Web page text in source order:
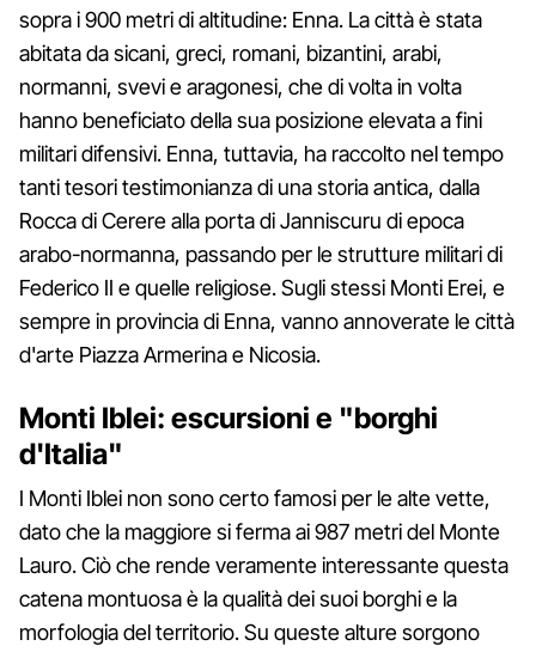
sopra i 900 metri di altitudine: Enna. La città è stata
abitata da sicani, greci, romani, bizantini, arabi,
normanni, svevi e aragonesi, che di volta in volta
hanno beneficiato della sua posizione elevata a fini
militari difensivi. Enna, tuttavia, ha raccolto nel tempo
tanti tesori testimonianza di una storia antica, dalla
Rocca di Cerere alla porta di Janniscuru di epoca
arabo-normanna, passando per le strutture militari di
Federico II e quelle religiose. Sugli stessi Monti Erei, e
sempre in provincia di Enna, vanno annoverate le città
d'arte Piazza Armerina e Nicosia.
Monti Iblei: escursioni e "borghi
d'Italia"
I Monti Iblei non sono certo famosi per le alte vette,
dato che la maggiore si ferma ai 987 metri del Monte
Lauro. Ciò che rende veramente interessante questa
catena montuosa è la qualità dei suoi borghi e la
morfologia del territorio. Su queste alture sorgono